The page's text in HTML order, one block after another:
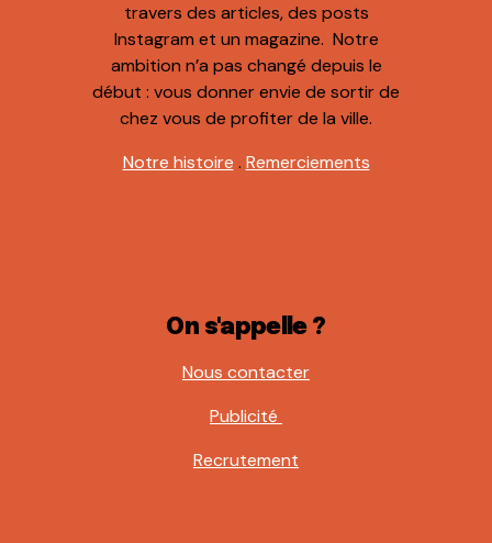
travers des articles, des posts
Instagram et un magazine. Notre
ambition n’a pas changé depuis le
début : vous donner envie de sortir de
chez vous de profiter de la ville.
Notre histoire . Remerciements
On s'appelle ?
Nous contacter
Publicité
Recrutement